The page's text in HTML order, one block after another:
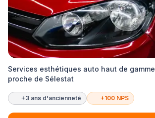
Services esthétiques auto haut de gamme
proche de Sélestat
+3 ans d'ancienneté +100 NPS